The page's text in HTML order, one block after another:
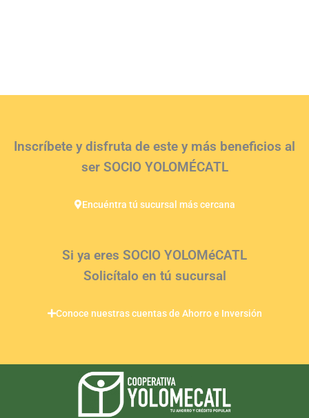
Inscríbete y disfruta de este y más beneficios al
ser SOCIO YOLOMÉCATL
Encuéntra tú sucursal más cercana
Si ya eres SOCIO YOLOMéCATL
Solicítalo en tú sucursal
Conoce nuestras cuentas de Ahorro e Inversión